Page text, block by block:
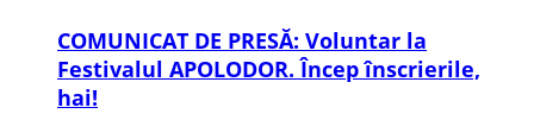
COMUNICAT DE PRESĂ: Voluntar la
Festivalul APOLODOR. Încep înscrierile,
hai!